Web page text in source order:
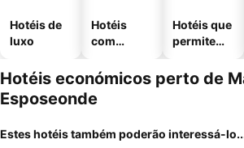
Hotéis de
luxo
Hotéis
com
Hotéis que
permitem
Hotéis económicos perto de
Esposeonde
Estes hotéis também poderão interessá-